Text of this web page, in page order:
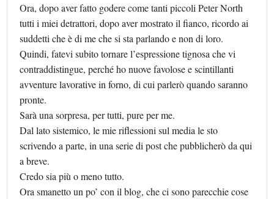
Ora, dopo aver fatto godere come tanti piccoli Peter North
tutti i miei detrattori, dopo aver mostrato il fianco, ricordo ai
suddetti che è di me che si sta parlando e non di loro.
Quindi, fatevi subito tornare l’espressione tignosa che vi
contraddistingue, perché ho nuove favolose e scintillanti
avventure lavorative in forno, di cui parlerò quando saranno
pronte.
Sarà una sorpresa, per tutti, pure per me.
Dal lato sistemico, le mie riflessioni sul media le sto
scrivendo a parte, in una serie di post che pubblicherò da qui
a breve.
Credo sia più o meno tutto.
Ora smanetto un po’ con il blog, che ci sono parecchie cose